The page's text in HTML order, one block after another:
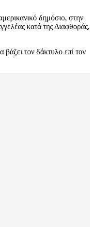
δημόσιο, στην
κατά της Διαφθοράς,
βάζει τον δάκτυλο επί τον